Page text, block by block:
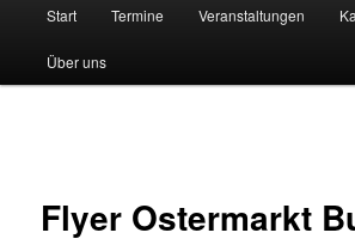
Start Termine Veranstaltungen
Über uns
Flyer Ostermarkt